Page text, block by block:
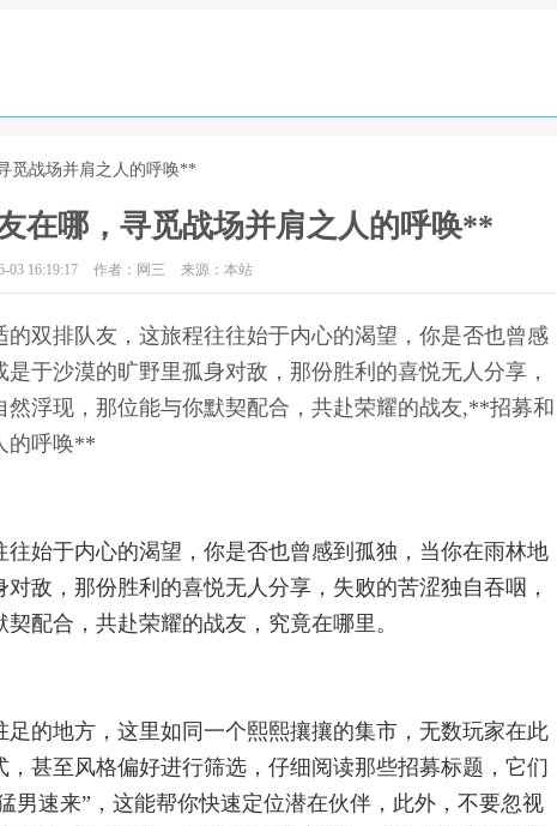
觅战场并肩之人的呼唤**
在哪，寻觅战场并肩之人的呼唤**
03 16:19:17 作者：网三 来源：本站
双排队友，这旅程往往始于内心的渴望，你是否也曾感
于沙漠的旷野里孤身对敌，那份胜利的喜悦无人分享，
浮现，那位能与你默契配合，共赴荣耀的战友,**招募和
的呼唤**
始于内心的渴望，你是否也曾感到孤独，当你在雨林地
敌，那份胜利的喜悦无人分享，失败的苦涩独自吞咽，
配合，共赴荣耀的战友，究竟在哪里。
的地方，这里如同一个熙熙攘攘的集市，无数玩家在此
甚至风格偏好进行筛选，仔细阅读那些招募标题，它们
男速来”，这能帮你快速定位潜在伙伴，此外，不要忽视